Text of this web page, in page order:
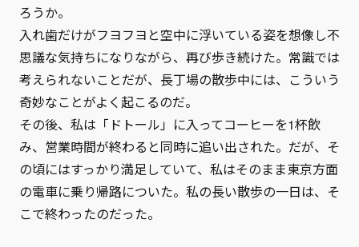
ろうか。
入れ歯だけがフヨフヨと空中に浮いている姿を想像し不
思議な気持ちになりながら、再び歩き続けた。常識では
考えられないことだが、長丁場の散歩中には、こういう
奇妙なことがよく起こるのだ。
その後、私は「ドトール」に入ってコーヒーを1杯飲
み、営業時間が終わると同時に追い出された。だが、そ
の頃にはすっかり満足していて、私はそのまま東京方面
の電車に乗り帰路についた。私の長い散歩の一日は、そ
こで終わったのだった。